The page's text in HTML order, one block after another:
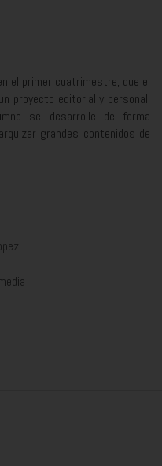
el primer cuatrimestre, que el
proyecto editorial y personal.
se desarrolle de forma
grandes contenidos de